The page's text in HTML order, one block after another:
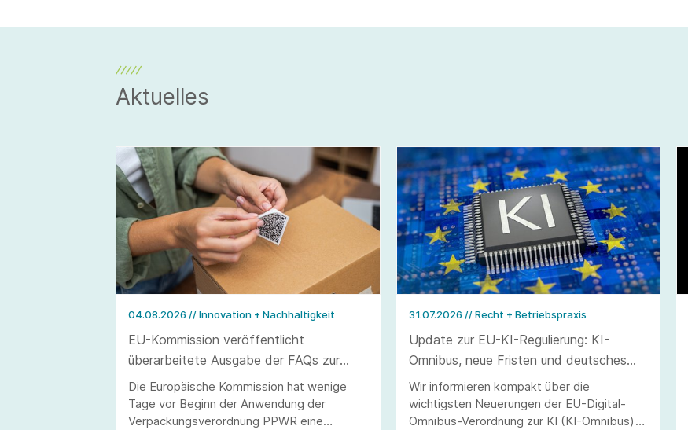
Aktuelles
04.08.2026 // Innovation + Nachhaltigkeit
EU-Kommission veröffentlicht
überarbeitete Ausgabe der FAQs zur
Verpackungsverordnung PPWR
Die Europäische Kommission hat wenige
Tage vor Beginn der Anwendung der
Verpackungsverordnung PPWR eine
31.07.2026 // Recht + Betriebspraxis
Update zur EU-KI-Regulierung: KI-
Omnibus, neue Fristen und deutsches
Durchführungsgesetz
Wir informieren kompakt über die
wichtigsten Neuerungen der EU-Digital-
Omnibus-Verordnung zur KI (KI-Omnibus)